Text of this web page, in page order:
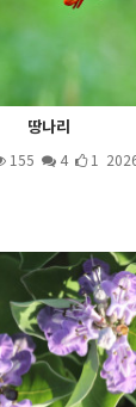
땅나리
155 4 1